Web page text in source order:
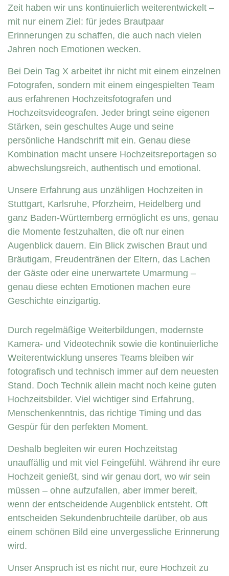
Zeit haben wir uns kontinuierlich weiterentwickelt –
mit nur einem Ziel: für jedes Brautpaar
Erinnerungen zu schaffen, die auch nach vielen
Jahren noch Emotionen wecken.
Bei Dein Tag X arbeitet ihr nicht mit einem einzelnen
Fotografen, sondern mit einem eingespielten Team
aus erfahrenen Hochzeitsfotografen und
Hochzeitsvideografen. Jeder bringt seine eigenen
Stärken, sein geschultes Auge und seine
persönliche Handschrift mit ein. Genau diese
Kombination macht unsere Hochzeitsreportagen so
abwechslungsreich, authentisch und emotional.
Unsere Erfahrung aus unzähligen Hochzeiten in
Stuttgart, Karlsruhe, Pforzheim, Heidelberg und
ganz Baden-Württemberg ermöglicht es uns, genau
die Momente festzuhalten, die oft nur einen
Augenblick dauern. Ein Blick zwischen Braut und
Bräutigam, Freudentränen der Eltern, das Lachen
der Gäste oder eine unerwartete Umarmung –
genau diese echten Emotionen machen eure
Geschichte einzigartig.
Durch regelmäßige Weiterbildungen, modernste
Kamera- und Videotechnik sowie die kontinuierliche
Weiterentwicklung unseres Teams bleiben wir
fotografisch und technisch immer auf dem neuesten
Stand. Doch Technik allein macht noch keine guten
Hochzeitsbilder. Viel wichtiger sind Erfahrung,
Menschenkenntnis, das richtige Timing und das
Gespür für den perfekten Moment.
Deshalb begleiten wir euren Hochzeitstag
unauffällig und mit viel Feingefühl. Während ihr eure
Hochzeit genießt, sind wir genau dort, wo wir sein
müssen – ohne aufzufallen, aber immer bereit,
wenn der entscheidende Augenblick entsteht. Oft
entscheiden Sekundenbruchteile darüber, ob aus
einem schönen Bild eine unvergessliche Erinnerung
wird.
Unser Anspruch ist es nicht nur, eure Hochzeit zu